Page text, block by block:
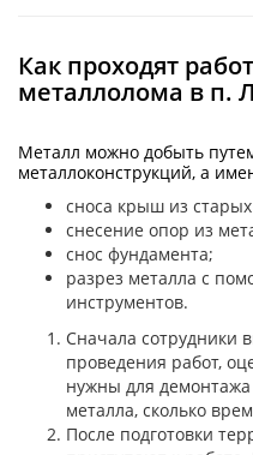
Как проходят
металлолома в п.
Металл можно добыть
металлоконструкций, а
сноса крыш из
снесение опор из
снос фундамента;
разрез металла с
инструментов.
Сначала сотрудники
проведения работ,
нужны для демонтажа
металла, сколько
После подготовки